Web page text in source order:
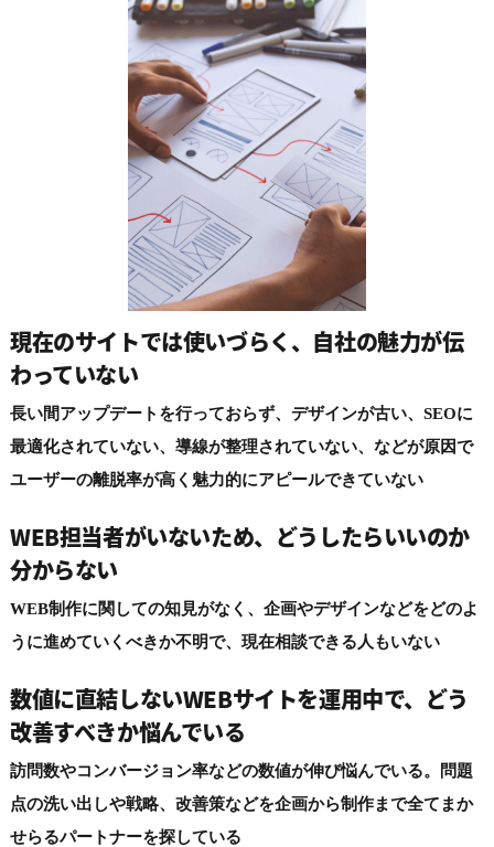
現在のサイトでは使いづらく、 自社の魅力が伝
わっていない
長い間アップデートを行っておらず、デザインが古い、SEOに
最適化されていない、導線が整理されていない、などが原因で
ユーザーの離脱率が高く魅力的にアピールできていない
WEB担当者がいないため、 どうしたらいいのか
分からない
WEB制作に関しての知見がなく、企画やデザインなどをどのよ
うに進めていくべきか不明で、現在相談できる人もいない
数値に直結しないWEBサイトを運用中で、どう
改善すべきか悩んでいる
訪問数やコンバージョン率などの数値が伸び悩んでいる。問題
点の洗い出しや戦略、改善策などを企画から制作まで全てまか
せらるパートナーを探している